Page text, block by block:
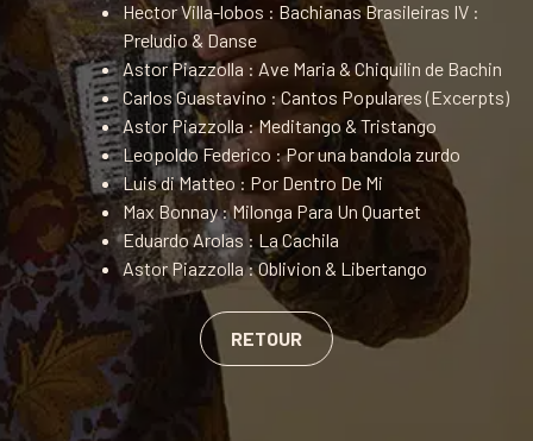
Hector Villa-lobos : Bachianas Brasileiras IV :
Preludio & Danse
Astor Piazzolla : Ave Maria & Chiquilin de Bachin
Carlos Guastavino : Cantos Populares (Excerpts)
Astor Piazzolla : Meditango & Tristango
Leopoldo Federico : Por una bandola zurdo
Luis di Matteo : Por Dentro De Mi
Max Bonnay : Milonga Para Un Quartet
Eduardo Arolas : La Cachila
Astor Piazzolla : Oblivion & Libertango
RETOUR